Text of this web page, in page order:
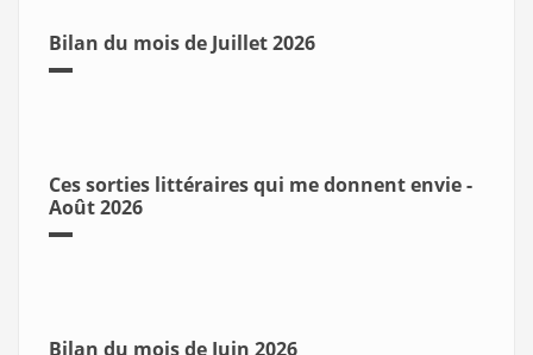
Bilan du mois de Juillet 2026
Ces sorties littéraires qui me donnent envie -
Août 2026
Bilan du mois de Juin 2026